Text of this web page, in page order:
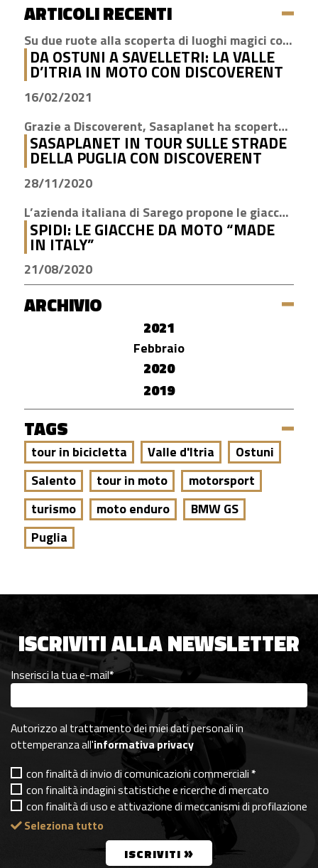
ARTICOLI RECENTI
Su due ruote alla scoperta di luoghi magici come Cisternino, Locorotondo e Alberobello
DA OSTUNI A SAVELLETRI: LA VALLE
D’ITRIA IN MOTO CON DISCOVERENT
16/02/2021
Grazie a Discoverent, Sasaplanet ha scoperto la magia della nostra amata regione
SASAPLANET IN TOUR SULLE STRADE
DELLA PUGLIA CON DISCOVERENT
28/11/2020
L’azienda italiana di Sarego propone le giacche con la tecnologia H2Out, impermeabile, antivento e traspirante
SPIDI: LE GIACCHE DA MOTO “MADE
IN ITALY”
21/08/2020
ARCHIVIO
2021
Febbraio
2020
2019
TAGS
tour in bicicletta Valle d'Itria
Ostuni
Salento
tour in moto
motorsport
turismo
moto enduro
BMW GS
Puglia
ISCRIVITI ALLA NEWSLETTER
Inserisci la tua e-mail*
Autorizzo al trattamento dei miei dati personali in
ottemperanza all'informativa privacy
con finalità di invio di comunicazioni commerciali*
con finalità indagini statistiche e ricerche di mercato
con finalità di uso e attivazione di meccanismi di profilazione
Seleziona tutto
ISCRIVITI »